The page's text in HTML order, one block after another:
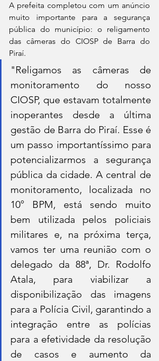
A prefeita completou com um anúncio
muito importante para a segurança
pública do município: o religamento
das câmeras do CIOSP de Barra do
Piraí.
"Religamos as câmeras de
monitoramento do nosso
CIOSP, que estavam totalmente
inoperantes desde a última
gestão de Barra do Piraí. Esse é
um passo importantíssimo para
potencializarmos a segurança
pública da cidade. A central de
monitoramento, localizada no
10° BPM, está sendo muito
bem utilizada pelos policiais
militares e, na próxima terça,
vamos ter uma reunião com o
delegado da 88ª, Dr. Rodolfo
Atala, para viabilizar a
disponibilização das imagens
para a Polícia Civil, garantindo a
integração entre as polícias
para a efetividade da resolução
de casos e aumento da